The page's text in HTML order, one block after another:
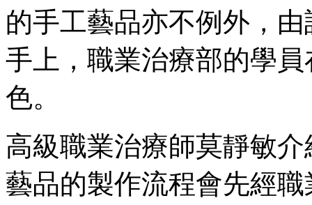
的手工藝品亦不例外，
手上，職業治療部的學
色。
高級職業治療師莫靜敏
藝品的製作流程會先經